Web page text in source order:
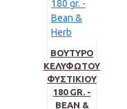
ΒΟΎΤΥΡΟ
ΚΕΛΥΦΩΤΟΎ
ΦΥΣΤΙΚΙΟΎ
180 GR. -
BEAN &